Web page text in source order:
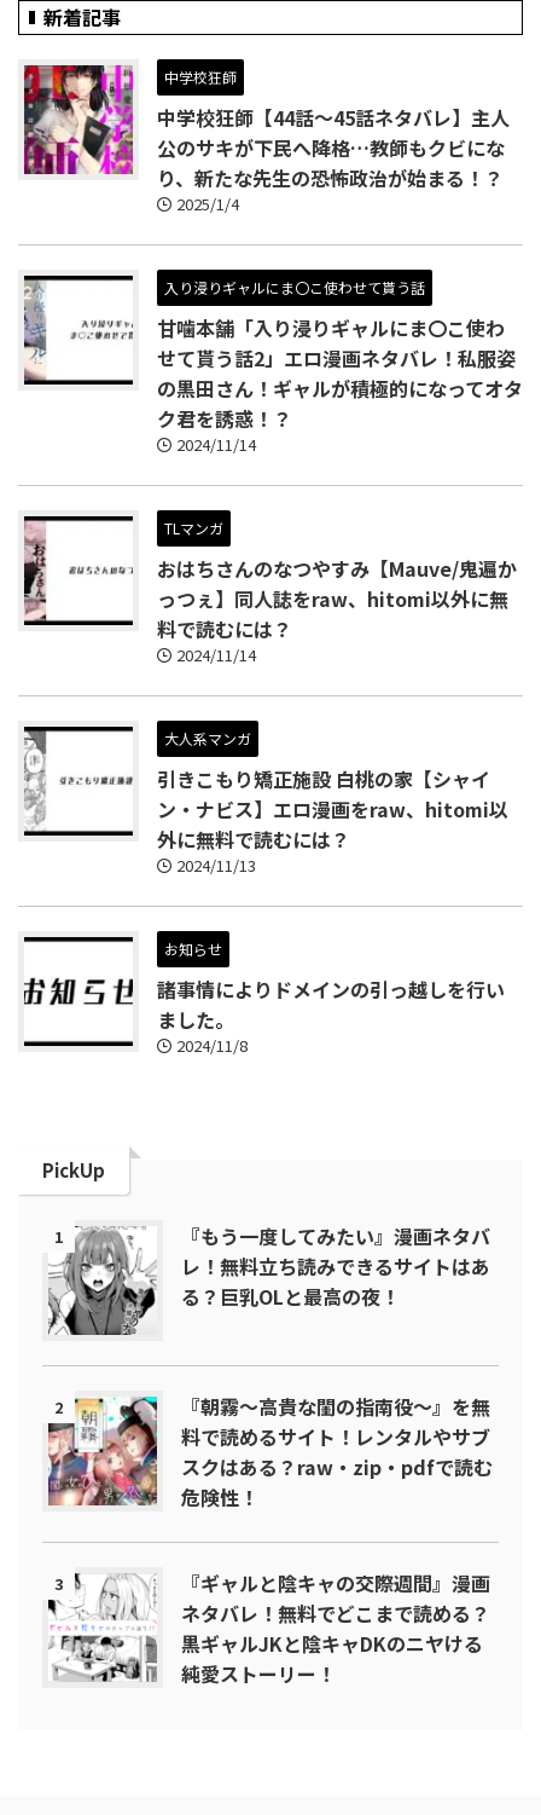
新着記事
中学校狂師
中学校狂師【44話～45話ネタバレ】主人
公のサキが下民へ降格…教師もクビにな
り、新たな先生の恐怖政治が始まる！？
2025/1/4
入り浸りギャルにま〇こ使わせて貰う話
甘噛本舗「入り浸りギャルにま〇こ使わ
せて貰う話2」エロ漫画ネタバレ！私服姿
の黒田さん！ギャルが積極的になってオタ
ク君を誘惑！？
2024/11/14
TLマンガ
おはちさんのなつやすみ【Mauve/鬼遍か
っつぇ】同人誌をraw、hitomi以外に無
料で読むには？
2024/11/14
大人系マンガ
引きこもり矯正施設 白桃の家【シャイ
ン・ナビス】エロ漫画をraw、hitomi以
外に無料で読むには？
2024/11/13
お知らせ
諸事情によりドメインの引っ越しを行い
ました。
2024/11/8
PickUp
1
『もう一度してみたい』漫画ネタバ
レ！無料立ち読みできるサイトはあ
る？巨乳OLと最高の夜！
2
『朝霧～高貴な閨の指南役～』を無
料で読めるサイト！レンタルやサブ
スクはある？raw・zip・pdfで読む
危険性！
3
『ギャルと陰キャの交際週間』漫画
ネタバレ！無料でどこまで読める？
黒ギャルJKと陰キャDKのニヤける
純愛ストーリー！